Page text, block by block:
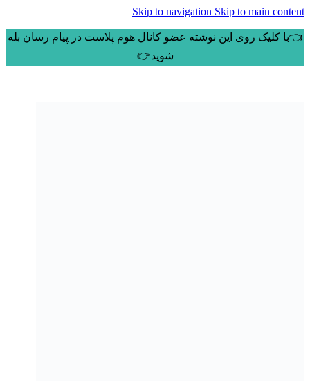
Skip to navigation Skip to main content
👈با کلیک روی این نوشته عضو کانال هوم پلاست در پیام رسان بله
شوید👉